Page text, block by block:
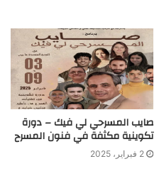
صايب المسرحي لي فيك – دورة
تكوينية مكثفة في فنون المسرح
2 فبراير، 2025